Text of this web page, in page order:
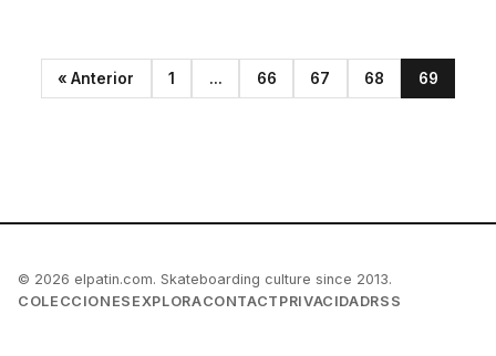
« Anterior 1 ... 66 67 68 69
© 2026 elpatin.com. Skateboarding culture since 2013.
COLECCIONES EXPLORACONTACT PRIVACIDADRSS